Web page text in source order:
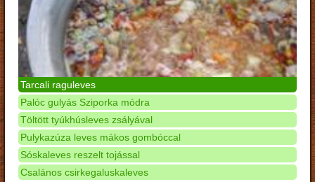
Tarcali raguleves
Palóc gulyás Sziporka módra
Töltött tyúkhúsleves zsályával
Pulykazúza leves mákos gombóccal
Sóskaleves reszelt tojással
Csalános csirkegaluskaleves